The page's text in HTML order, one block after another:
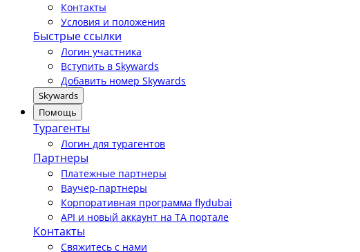
Контакты
Условия и положения
Быстрые ссылки
Логин участника
Вступить в Skywards
Добавить номер Skywards
Skywards
Помощь
Турагенты
Логин для турагентов
Партнеры
Платежные партнеры
Ваучер-партнеры
Корпоративная программа flydubai
API и новый аккаунт на TA портале
Контакты
Свяжитесь с нами